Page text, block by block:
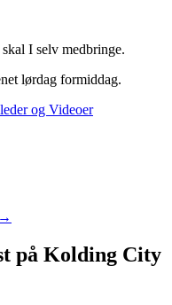
I selv medbringe.
lørdag formiddag.
og Videoer
→
på Kolding City